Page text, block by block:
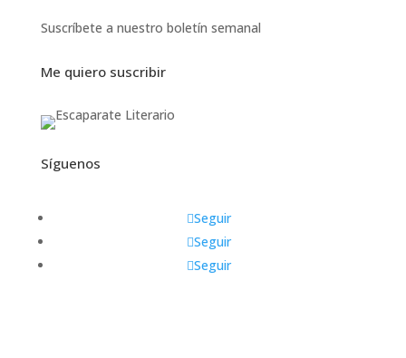
Suscríbete a nuestro boletín semanal
Me quiero suscribir
Síguenos
Seguir
Seguir
Seguir